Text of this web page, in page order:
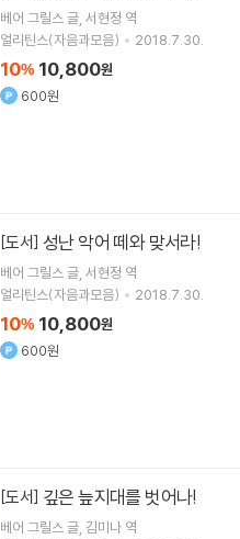
베어 그릴스 글 서현정 역
얼리틴스(자음과모음)
2018.7.30.
10% 10,800원
600원
[도서] 성난 악어 떼와 맞서라!
베어 그릴스 글 서현정 역
얼리틴스(자음과모음)
2018.7.30.
10% 10,800원
600원
[도서] 깊은 늪지대를 벗어나!
베어 그릴스 글 김미나 역